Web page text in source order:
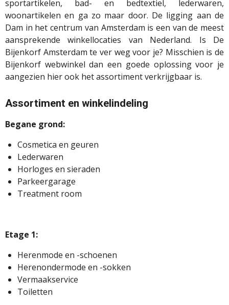
sportartikelen, bad- en bedtextiel, lederwaren,
woonartikelen en ga zo maar door. De ligging aan de
Dam in het centrum van Amsterdam is een van de meest
aansprekende winkellocaties van Nederland. Is De
Bijenkorf Amsterdam te ver weg voor je? Misschien is de
Bijenkorf webwinkel dan een goede oplossing voor je
aangezien hier ook het assortiment verkrijgbaar is.
Assortiment en winkelindeling
Begane grond:
Cosmetica en geuren
Lederwaren
Horloges en sieraden
Parkeergarage
Treatment room
Etage 1:
Herenmode en -schoenen
Herenondermode en -sokken
Vermaakservice
Toiletten